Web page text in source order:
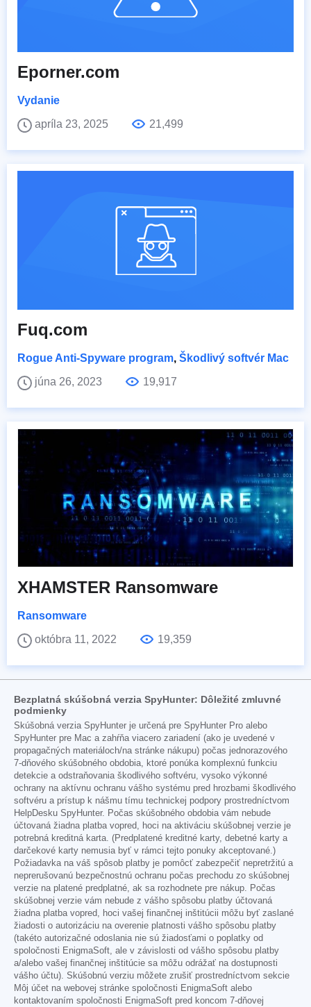
Eporner.com
Vydanie
apríla 23, 2025
21,499
Fuq.com
Rogue Anti-Spyware program, Škodlivý softvér Mac
júna 26, 2023
19,917
XHAMSTER Ransomware
Ransomware
októbra 11, 2022
19,359
Bezplatná skúšobná verzia SpyHunter: Dôležité zmluvné
podmienky
Skúšobná verzia SpyHunter je určená pre SpyHunter Pro alebo
SpyHunter pre Mac a zahŕňa viacero zariadení (ako je uvedené v
propagačných materiáloch/na stránke nákupu) počas jednorazového
7-dňového skúšobného obdobia, ktoré ponúka komplexnú funkciu
detekcie a odstraňovania škodlivého softvéru, vysoko výkonné
ochrany na aktívnu ochranu vášho systému pred hrozbami škodlivého
softvéru a prístup k nášmu tímu technickej podpory prostredníctvom
HelpDesku SpyHunter. Počas skúšobného obdobia vám nebude
účtovaná žiadna platba vopred, hoci na aktiváciu skúšobnej verzie je
potrebná kreditná karta. (Predplatené kreditné karty, debetné karty a
darčekové karty nemusia byť v rámci tejto ponuky akceptované.)
Požiadavka na váš spôsob platby je pomôcť zabezpečiť nepretržitú a
neprerušovanú bezpečnostnú ochranu počas prechodu zo skúšobnej
verzie na platené predplatné, ak sa rozhodnete pre nákup. Počas
skúšobnej verzie vám nebude z vášho spôsobu platby účtovaná
žiadna platba vopred, hoci vašej finančnej inštitúcii môžu byť zaslané
žiadosti o autorizáciu na overenie platnosti vášho spôsobu platby
(takéto autorizačné odoslania nie sú žiadosťami o poplatky od
spoločnosti EnigmaSoft, ale v závislosti od vášho spôsobu platby
a/alebo vašej finančnej inštitúcie sa môžu odrážať na dostupnosti
vášho účtu). Skúšobnú verziu môžete zrušiť prostredníctvom sekcie
Môj účet na webovej stránke spoločnosti EnigmaSoft alebo
kontaktovaním spoločnosti EnigmaSoft pred koncom 7-dňovej